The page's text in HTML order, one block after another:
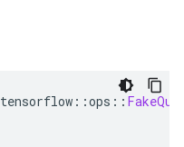
tensorflow ::ops ::